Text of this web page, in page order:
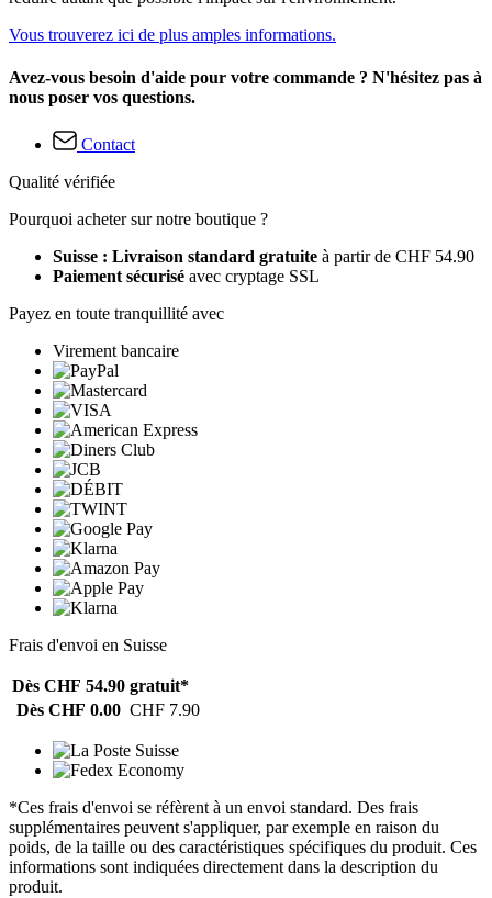
Vous trouverez ici de plus amples informations.
Avez-vous besoin d'aide pour votre commande ? N'hésitez pas à
nous poser vos questions.
Contact
Qualité vérifiée
Pourquoi acheter sur notre boutique ?
Suisse : Livraison standard gratuite à partir de CHF 54.90
Paiement sécurisé avec cryptage SSL
Payez en toute tranquillité avec
Virement bancaire
Frais d'envoi en Suisse
Dès CHF 54.90 gratuit*
Dès CHF 0.00 CHF 7.90
*Ces frais d'envoi se réfèrent à un envoi standard. Des frais
supplémentaires peuvent s'appliquer, par exemple en raison du
poids, de la taille ou des caractéristiques spécifiques du produit. Ces
informations sont indiquées directement dans la description du
produit.